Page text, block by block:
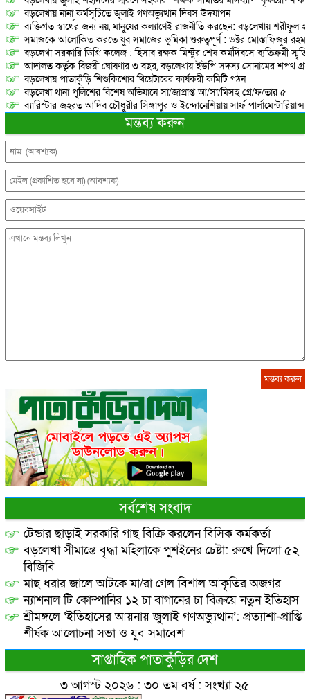
বড়লেখায় নানা কর্মসূচিতে জুলাই গণঅভ্যুত্থান দিবস উদযাপন
ব্যক্তিগত স্বার্থের জন্য নয়, মানুষের কল্যাণেই রাজনীতি করছেন: বড়লেখায় শরীফুল
সমাজকে আলোকিত করতে যুব সমাজের ভূমিকা গুরুত্বপূর্ণ : ডক্টর মোস্তাফিজুর
বড়লেখা সরকারি ডিগ্রি কলেজ : হিসাব রক্ষক মিন্টুর শেষ কর্মদিবসে ব্যতিক্রমী
আদালত কর্তৃক বিজয়ী ঘোষণার ৩ বছর, বড়লেখায় ইউপি সদস্য সোনামের শপথ
বড়লেখায় পাতাকুঁড়ি শিশুকিশোর থিয়েটারের কার্যকরী কমিটি গঠন
বড়লেখা থানা পুলিশের বিশেষ অভিযানে সা/জাপ্রাপ্ত আ/সা/মিসহ গ্রে/ফ/তার ৫
ব্যারিস্টার জহরত আদিব চৌধুরীর সিঙ্গাপুর ও ইন্দোনেশিয়ায় সার্ফ পার্লামেন্টারিয়ান্স
মন্তব্য করুন
সর্বশেষ সংবাদ
টেন্ডার ছাড়াই সরকারি গাছ বিক্রি করলেন বিসিক কর্মকর্তা
বড়লেখা সীমান্তে বৃদ্ধা মহিলাকে পুশইনের চেষ্টা: রুখে দিলো ৫২
বিজিবি
মাছ ধরার জালে আটকে মা/রা গেল বিশাল আকৃতির অজগর
ন্যাশনাল টি কোম্পানির ১২ চা বাগানের চা বিক্রয়ে নতুন ইতিহাস
শ্রীমঙ্গলে ‘ইতিহাসের আয়নায় জুলাই গণঅভ্যুত্থান’: প্রত্যাশা-প্রাপ্তি
শীর্ষক আলোচনা সভা ও যুব সমাবেশ
সাপ্তাহিক পাতাকুঁড়ির দেশ
৩ আগস্ট ২০২৬ : ৩০ তম বর্ষ : সংখ্যা ২৫